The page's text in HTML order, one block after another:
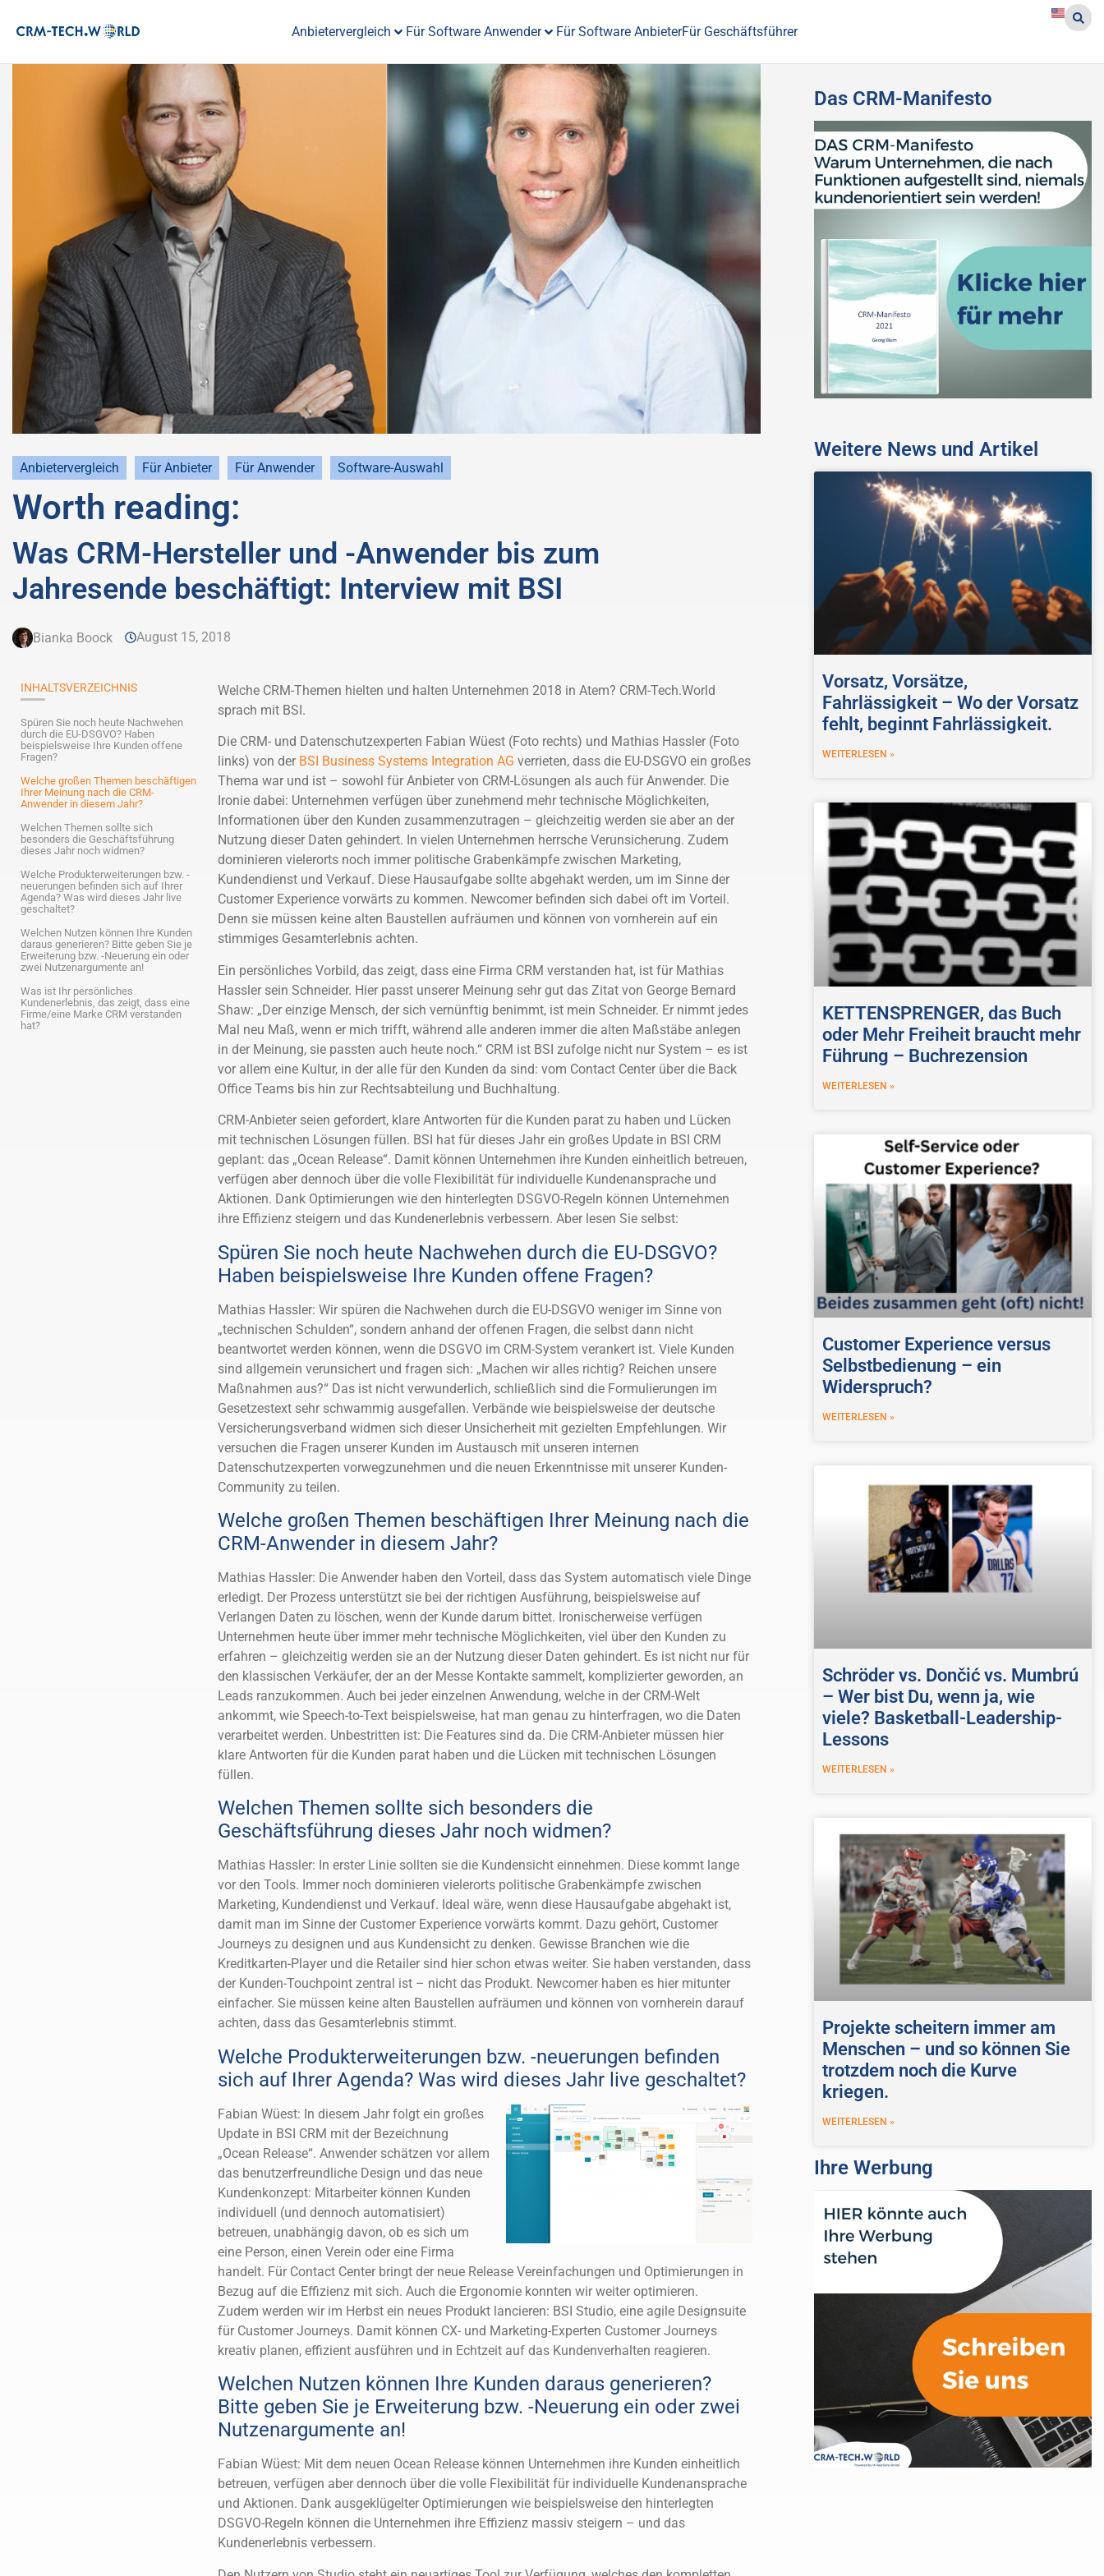
Anbietervergleich Für Software Anwender Für Software AnbieterFür Geschäftsführer
Anbietervergleich Für Anbieter Für Anwender Software-Auswahl
Worth reading:
Was CRM-Hersteller und -Anwender bis zum
Jahresende beschäftigt: Interview mit BSI
Bianka Boock August 15, 2018
INHALTSVERZEICHNIS
Spüren Sie noch heute Nachwehen
durch die EU-DSGVO? Haben
beispielsweise Ihre Kunden offene
Fragen?
Welche großen Themen beschäftigen
Ihrer Meinung nach die CRM-
Anwender in diesem Jahr?
Welchen Themen sollte sich
besonders die Geschäftsführung
dieses Jahr noch widmen?
Welche Produkterweiterungen bzw. -
neuerungen befinden sich auf Ihrer
Agenda? Was wird dieses Jahr live
geschaltet?
Welchen Nutzen können Ihre Kunden
daraus generieren? Bitte geben Sie je
Erweiterung bzw. -Neuerung ein oder
zwei Nutzenargumente an!
Was ist Ihr persönliches
Kundenerlebnis, das zeigt, dass eine
Firme/eine Marke CRM verstanden
hat?
Welche CRM-Themen hielten und halten Unternehmen 2018 in Atem? CRM-Tech.World
sprach mit BSI.
Die CRM- und Datenschutzexperten Fabian Wüest (Foto rechts) und Mathias Hassler (Foto
links) von der BSI Business Systems Integration AG verrieten, dass die EU-DSGVO ein großes
Thema war und ist – sowohl für Anbieter von CRM-Lösungen als auch für Anwender. Die
Ironie dabei: Unternehmen verfügen über zunehmend mehr technische Möglichkeiten,
Informationen über den Kunden zusammenzutragen – gleichzeitig werden sie aber an der
Nutzung dieser Daten gehindert. In vielen Unternehmen herrsche Verunsicherung. Zudem
dominieren vielerorts noch immer politische Grabenkämpfe zwischen Marketing,
Kundendienst und Verkauf. Diese Hausaufgabe sollte abgehakt werden, um im Sinne der
Customer Experience vorwärts zu kommen. Newcomer befinden sich dabei oft im Vorteil.
Denn sie müssen keine alten Baustellen aufräumen und können von vornherein auf ein
stimmiges Gesamterlebnis achten.
Ein persönliches Vorbild, das zeigt, dass eine Firma CRM verstanden hat, ist für Mathias
Hassler sein Schneider. Hier passt unserer Meinung sehr gut das Zitat von George Bernard
Shaw: „Der einzige Mensch, der sich vernünftig benimmt, ist mein Schneider. Er nimmt jedes
Mal neu Maß, wenn er mich trifft, während alle anderen immer die alten Maßstäbe anlegen
in der Meinung, sie passten auch heute noch.“ CRM ist BSI zufolge nicht nur System – es ist
vor allem eine Kultur, in der alle für den Kunden da sind: vom Contact Center über die Back
Office Teams bis hin zur Rechtsabteilung und Buchhaltung.
CRM-Anbieter seien gefordert, klare Antworten für die Kunden parat zu haben und Lücken
mit technischen Lösungen füllen. BSI hat für dieses Jahr ein großes Update in BSI CRM
geplant: das „Ocean Release“. Damit können Unternehmen ihre Kunden einheitlich betreuen,
verfügen aber dennoch über die volle Flexibilität für individuelle Kundenansprache und
Aktionen. Dank Optimierungen wie den hinterlegten DSGVO-Regeln können Unternehmen
ihre Effizienz steigern und das Kundenerlebnis verbessern. Aber lesen Sie selbst:
Spüren Sie noch heute Nachwehen durch die EU-DSGVO?
Haben beispielsweise Ihre Kunden offene Fragen?
Mathias Hassler: Wir spüren die Nachwehen durch die EU-DSGVO weniger im Sinne von
„technischen Schulden“, sondern anhand der offenen Fragen, die selbst dann nicht
beantwortet werden können, wenn die DSGVO im CRM-System verankert ist. Viele Kunden
sind allgemein verunsichert und fragen sich: „Machen wir alles richtig? Reichen unsere
Maßnahmen aus?“ Das ist nicht verwunderlich, schließlich sind die Formulierungen im
Gesetzestext sehr schwammig ausgefallen. Verbände wie beispielsweise der deutsche
Versicherungsverband widmen sich dieser Unsicherheit mit gezielten Empfehlungen. Wir
versuchen die Fragen unserer Kunden im Austausch mit unseren internen
Datenschutzexperten vorwegzunehmen und die neuen Erkenntnisse mit unserer Kunden-
Community zu teilen.
Welche großen Themen beschäftigen Ihrer Meinung nach die
CRM-Anwender in diesem Jahr?
Mathias Hassler: Die Anwender haben den Vorteil, dass das System automatisch viele Dinge
erledigt. Der Prozess unterstützt sie bei der richtigen Ausführung, beispielsweise auf
Verlangen Daten zu löschen, wenn der Kunde darum bittet. Ironischerweise verfügen
Unternehmen heute über immer mehr technische Möglichkeiten, viel über den Kunden zu
erfahren – gleichzeitig werden sie an der Nutzung dieser Daten gehindert. Es ist nicht nur für
den klassischen Verkäufer, der an der Messe Kontakte sammelt, komplizierter geworden, an
Leads ranzukommen. Auch bei jeder einzelnen Anwendung, welche in der CRM-Welt
ankommt, wie Speech-to-Text beispielsweise, hat man genau zu hinterfragen, wo die Daten
verarbeitet werden. Unbestritten ist: Die Features sind da. Die CRM-Anbieter müssen hier
klare Antworten für die Kunden parat haben und die Lücken mit technischen Lösungen
füllen.
Welchen Themen sollte sich besonders die
Geschäftsführung dieses Jahr noch widmen?
Mathias Hassler: In erster Linie sollten sie die Kundensicht einnehmen. Diese kommt lange
vor den Tools. Immer noch dominieren vielerorts politische Grabenkämpfe zwischen
Marketing, Kundendienst und Verkauf. Ideal wäre, wenn diese Hausaufgabe abgehakt ist,
damit man im Sinne der Customer Experience vorwärts kommt. Dazu gehört, Customer
Journeys zu designen und aus Kundensicht zu denken. Gewisse Branchen wie die
Kreditkarten-Player und die Retailer sind hier schon etwas weiter. Sie haben verstanden, dass
der Kunden-Touchpoint zentral ist – nicht das Produkt. Newcomer haben es hier mitunter
einfacher. Sie müssen keine alten Baustellen aufräumen und können von vornherein darauf
achten, dass das Gesamterlebnis stimmt.
Welche Produkterweiterungen bzw. -neuerungen befinden
sich auf Ihrer Agenda? Was wird dieses Jahr live geschaltet?
Fabian Wüest: In diesem Jahr folgt ein großes
Update in BSI CRM mit der Bezeichnung
„Ocean Release“. Anwender schätzen vor allem
das benutzerfreundliche Design und das neue
Kundenkonzept: Mitarbeiter können Kunden
individuell (und dennoch automatisiert)
betreuen, unabhängig davon, ob es sich um
eine Person, einen Verein oder eine Firma
handelt. Für Contact Center bringt der neue Release Vereinfachungen und Optimierungen in
Bezug auf die Effizienz mit sich. Auch die Ergonomie konnten wir weiter optimieren.
Zudem werden wir im Herbst ein neues Produkt lancieren: BSI Studio, eine agile Designsuite
für Customer Journeys. Damit können CX- und Marketing-Experten Customer Journeys
kreativ planen, effizient ausführen und in Echtzeit auf das Kundenverhalten reagieren.
Welchen Nutzen können Ihre Kunden daraus generieren?
Bitte geben Sie je Erweiterung bzw. -Neuerung ein oder zwei
Nutzenargumente an!
Fabian Wüest: Mit dem neuen Ocean Release können Unternehmen ihre Kunden einheitlich
betreuen, verfügen aber dennoch über die volle Flexibilität für individuelle Kundenansprache
und Aktionen. Dank ausgeklügelter Optimierungen wie beispielsweise den hinterlegten
DSGVO-Regeln können die Unternehmen ihre Effizienz massiv steigern – und das
Kundenerlebnis verbessern.
Das CRM-Manifesto
Weitere News und Artikel
Vorsatz, Vorsätze,
Fahrlässigkeit – Wo der Vorsatz
fehlt, beginnt Fahrlässigkeit.
WEITERLESEN »
KETTENSPRENGER, das Buch
oder Mehr Freiheit braucht mehr
Führung – Buchrezension
WEITERLESEN »
Customer Experience versus
Selbstbedienung – ein
Widerspruch?
WEITERLESEN »
Schröder vs. Dončić vs. Mumbrú
– Wer bist Du, wenn ja, wie
viele? Basketball-Leadership-
Lessons
WEITERLESEN »
Projekte scheitern immer am
Menschen – und so können Sie
trotzdem noch die Kurve
kriegen.
WEITERLESEN »
Ihre Werbung